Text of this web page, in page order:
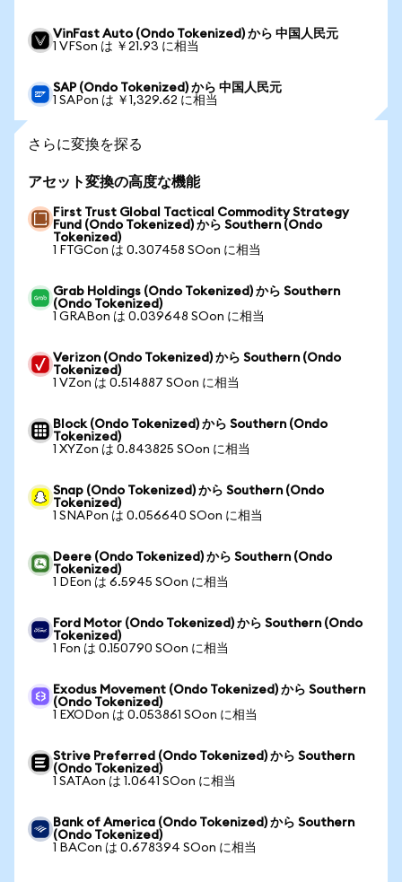
VinFast Auto (Ondo Tokenized) から 中国人民元
1 VFSon は ￥21.93 に相当
SAP (Ondo Tokenized) から 中国人民元
1 SAPon は ￥1,329.62 に相当
さらに変換を探る
アセット変換の高度な機能
First Trust Global Tactical Commodity Strategy
Fund (Ondo Tokenized) から Southern (Ondo
Tokenized)
1 FTGCon は 0.307458 SOon に相当
Grab Holdings (Ondo Tokenized) から Southern
(Ondo Tokenized)
1 GRABon は 0.039648 SOon に相当
Verizon (Ondo Tokenized) から Southern (Ondo
Tokenized)
1 VZon は 0.514887 SOon に相当
Block (Ondo Tokenized) から Southern (Ondo
Tokenized)
1 XYZon は 0.843825 SOon に相当
Snap (Ondo Tokenized) から Southern (Ondo
Tokenized)
1 SNAPon は 0.056640 SOon に相当
Deere (Ondo Tokenized) から Southern (Ondo
Tokenized)
1 DEon は 6.5945 SOon に相当
Ford Motor (Ondo Tokenized) から Southern (Ondo
Tokenized)
1 Fon は 0.150790 SOon に相当
Exodus Movement (Ondo Tokenized) から Southern
(Ondo Tokenized)
1 EXODon は 0.053861 SOon に相当
Strive Preferred (Ondo Tokenized) から Southern
(Ondo Tokenized)
1 SATAon は 1.0641 SOon に相当
Bank of America (Ondo Tokenized) から Southern
(Ondo Tokenized)
1 BACon は 0.678394 SOon に相当